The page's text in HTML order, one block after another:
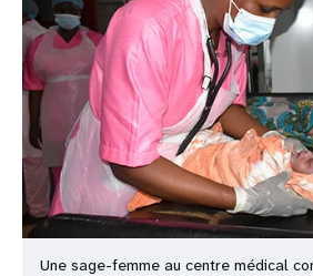
Une sage-femme au centre médical